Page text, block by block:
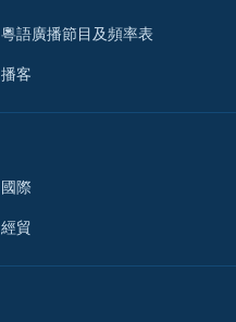
粵語廣播節目及頻率表
播客
國際
經貿